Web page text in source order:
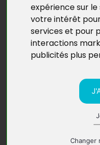
expérience sur
votre intérêt
services et pour
interactions
publicités plus
Changer